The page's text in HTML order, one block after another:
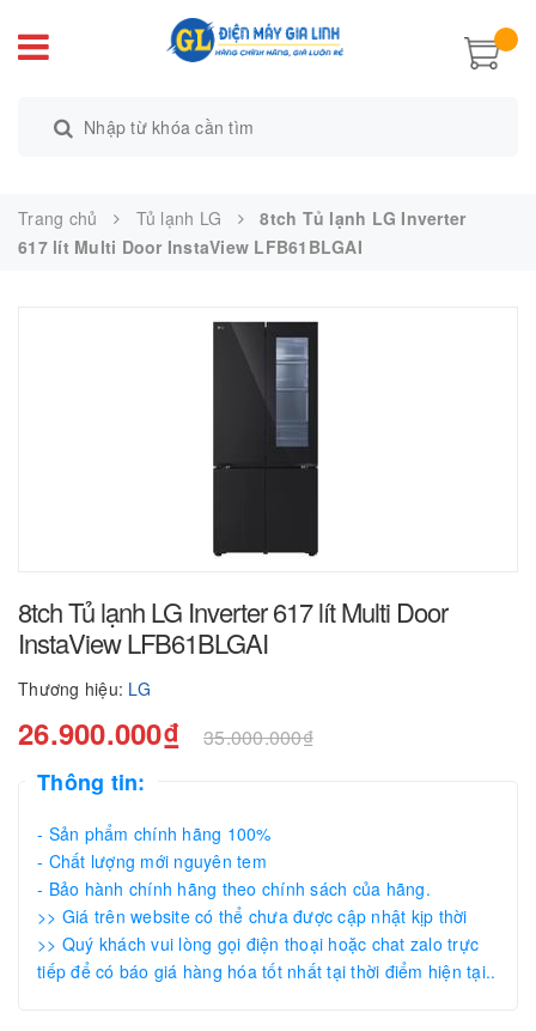
Trang chủ Tủ lạnh LG
8tch Tủ lạnh LG Inverter
617 lít Multi Door InstaView LFB61BLGAI
8tch Tủ lạnh LG Inverter 617 lít Multi Door
InstaView LFB61BLGAI
Thương hiệu: LG
26.900.000₫ 35.000.000₫
Thông tin:
- Sản phẩm chính hãng 100%
- Chất lượng mới nguyên tem
- Bảo hành chính hãng theo chính sách của hãng.
>> Giá trên website có thể chưa được cập nhật kịp thời
>> Quý khách vui lòng gọi điện thoại hoặc chat zalo trực
tiếp để có báo giá hàng hóa tốt nhất tại thời điểm hiện tại..